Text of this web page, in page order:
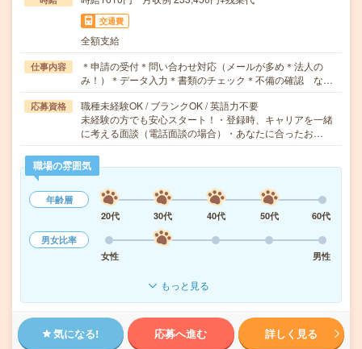
交通費
全額支給
仕事内容
＊申請の受付＊問い合わせ対応（メールが多め＊法人の
み！）＊データ入力＊書類のチェック＊不備の確認 な…
応募資格
職種未経験OK / ブランクOK / 英語力不要
未経験の方でも安心スタート！・登録時、キャリアを一緒
に考える面談（電話面談の場合）・あなたに合ったお…
職場の雰囲気
年齢層
20代
30代 40代 50代
60代
男女比率
女性
男性
もっと見る
気になる! 応募へ進む 詳しく見る